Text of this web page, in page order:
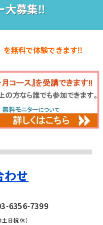
大募集‼
を無料で体験できます‼
わせ
6356-7399
日祝 休）